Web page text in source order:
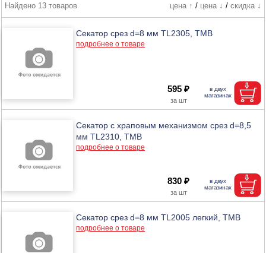
Найдено 13 товаров
цена ↑ / цена ↓ / скидка ↓
Секатор срез d=8 мм TL2305, ТМВ
подробнее о товаре
595 ₽
Секатор с храповым механизмом срез d=8,5
мм TL2310, ТМВ
подробнее о товаре
830 ₽
Секатор срез d=8 мм TL2005 легкий, ТМВ
подробнее о товаре